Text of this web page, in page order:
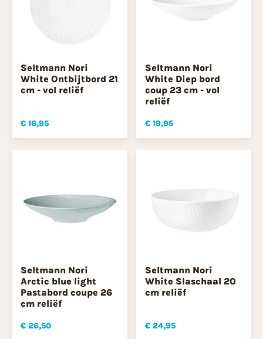
Seltmann Nori
White Ontbijtbord 21
cm - vol reliëf
€ 16,95
Seltmann Nori
White Diep bord
coup 23 cm - vol
reliëf
€ 19,95
Seltmann Nori
Arctic blue light
Pastabord coupe 26
cm reliëf
€ 26,50
Seltmann Nori
White Slaschaal 20
cm reliëf
€ 24,95